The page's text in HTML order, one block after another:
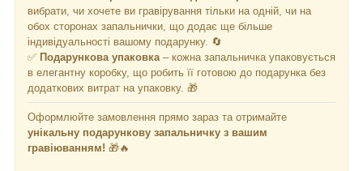
вибрати, чи хочете ви гравірування тільки на одній, чи на
обох сторонах запальнички, що додає ще більше
індивідуальності вашому подарунку. 🔄
✅ Подарункова упаковка– кожна запальничка упаковується
в елегантну коробку, що робить її готовою до подарунка без
додаткових витрат на упаковку. 🎁
Оформлюйте замовлення прямо зараз та отримайте
унікальну подарункову запальничку з вашим
гравіюванням! 🎁🔥